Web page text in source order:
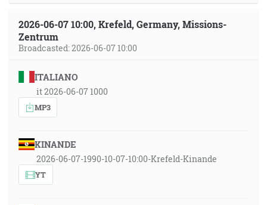
2026-06-07 10:00, Krefeld, Germany, Missions-
Zentrum
Broadcasted: 2026-06-07 10:00
ITALIANO
it 2026-06-07 1000
MP3
KINANDE
2026-06-07-1990-10-07-10:00-Krefeld-Kinande
YT